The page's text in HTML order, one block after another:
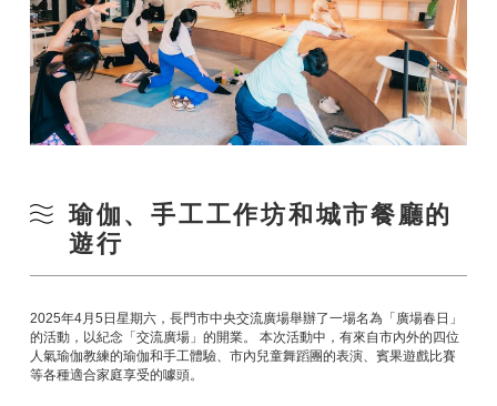
瑜伽、手工工作坊和城市餐廳的
遊行
2025年4月5日星期六，長門市中央交流廣場舉辦了一場名為「廣場春日」
的活動，以紀念「交流廣場」的開業。 本次活動中，有來自市內外的四位
人氣瑜伽教練的瑜伽和手工體驗、市內兒童舞蹈團的表演、賓果遊戲比賽
等各種適合家庭享受的噱頭。